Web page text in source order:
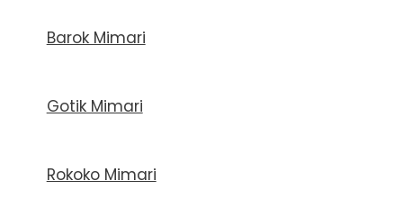
Barok Mimari
Gotik Mimari
Rokoko Mimari